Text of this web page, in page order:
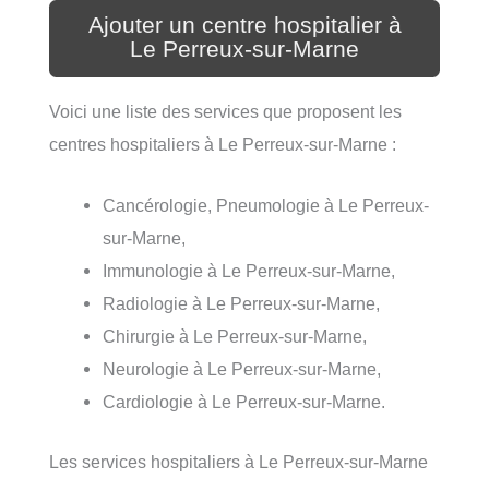
Ajouter un centre hospitalier à
Le Perreux-sur-Marne
Voici une liste des services que proposent les
centres hospitaliers à Le Perreux-sur-Marne :
Cancérologie, Pneumologie à Le Perreux-
sur-Marne,
Immunologie à Le Perreux-sur-Marne,
Radiologie à Le Perreux-sur-Marne,
Chirurgie à Le Perreux-sur-Marne,
Neurologie à Le Perreux-sur-Marne,
Cardiologie à Le Perreux-sur-Marne.
Les services hospitaliers à Le Perreux-sur-Marne